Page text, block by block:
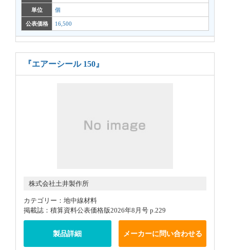
単位 個
公表価格 16,500
『エアーシール 150』
株式会社土井製作所
カテゴリー：地中線材料
掲載誌：積算資料公表価格版2026年8月号 p.229
製品詳細 メーカーに問い合わせる